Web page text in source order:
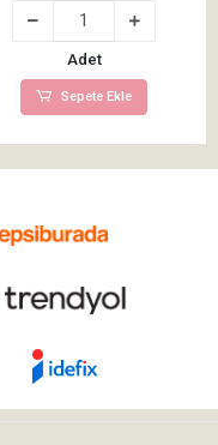
Adet
Sepete Ekle